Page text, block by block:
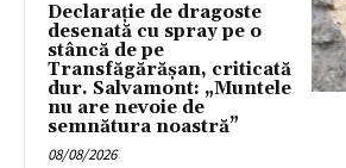
Declarație de dragoste
desenată cu spray pe o
stâncă de pe
Transfăgărășan, criticată
dur. Salvamont: „Muntele
nu are nevoie de
semnătura noastră”
08/08/2026